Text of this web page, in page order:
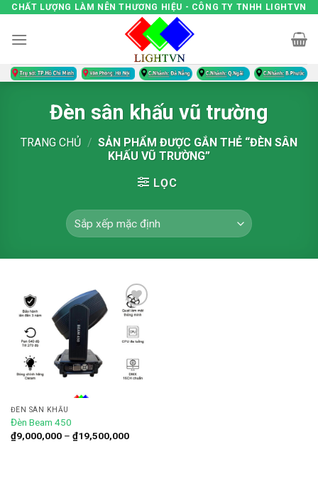
Skip
content
CHẤT LƯỢNG LÀM NÊN THƯƠNG HIỆU - CÔNG TY TNHH LIGHTVN
Đèn sân khấu vũ trường
TRANG CHỦ / SẢN PHẨM ĐƯỢC GẮN THẺ “ĐÈN SÂN
KHẤU VŨ TRƯỜNG”
LỌC
Add to
ĐÈN SÂN KHẤU
Đèn Beam 450
₫9,000,000 – ₫19,500,000Khoảng